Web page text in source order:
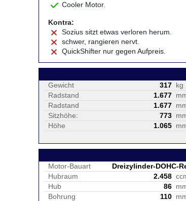
Cooler Motor.
Kontra:
Sozius sitzt etwas verloren herum.
schwer, rangieren nervt.
QuickShifter nur gegen Aufpreis.
Gewicht 317 kg
Radstand
1.677
Radstand
1.677
Sitzhöhe:
773
Höhe
1.065
Motor-Bauart
Dreizylinder-DOHC-
Hubraum
2.458
Hub
86
Bohrung
110